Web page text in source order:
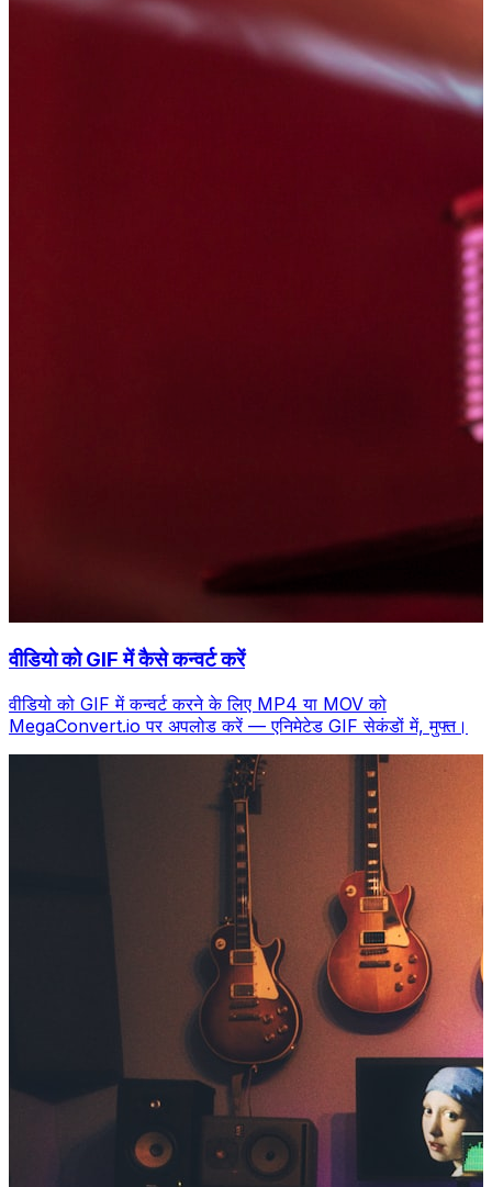
वीडियो को GIF में कैसे कन्वर्ट करें
वीडियो को GIF में कन्वर्ट करने के लिए MP4 या MOV को
MegaConvert.io पर अपलोड करें — एनिमेटेड GIF सेकंडों में, मुफ्त।